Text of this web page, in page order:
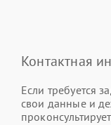
Контактная
Если требуется
свои данные и